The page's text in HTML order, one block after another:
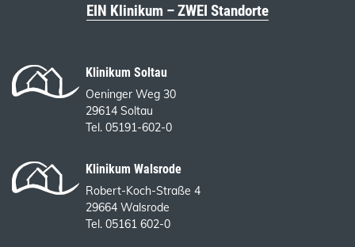
EIN Klinikum – ZWEI Standorte
Klinikum Soltau
Oeninger Weg 30
29614 Soltau
Tel. 05191-602-0
Klinikum Walsrode
Robert-Koch-Straße 4
29664 Walsrode
Tel. 05161 602-0